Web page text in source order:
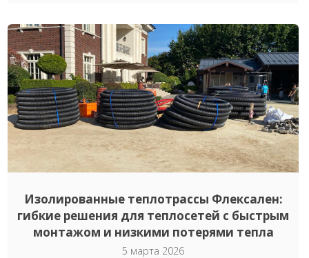
Изолированные теплотрассы Флексален:
гибкие решения для теплосетей с быстрым
монтажом и низкими потерями тепла
5 марта 2026